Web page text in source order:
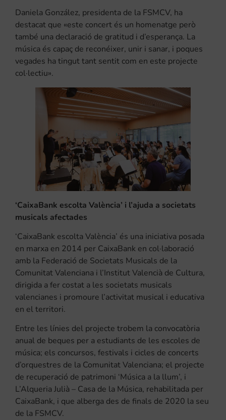
Daniela González, presidenta de la FSMCV, ha
destacat que «este concert és un homenatge però
també una declaració de gratitud i d’esperança. La
música és capaç de reconéixer, unir i sanar, i poques
vegades ha tingut tant sentit com en este projecte
col·lectiu».
‘CaixaBank escolta València’ i l’ajuda a societats
musicals afectades
‘CaixaBank escolta València’ és una iniciativa posada
en marxa en 2014 per CaixaBank en col·laboració
amb la Federació de Societats Musicals de la
Comunitat Valenciana i l’Institut Valencià de Cultura,
dirigida a fer costat a les societats musicals
valencianes i promoure l’activitat musical i educativa
en el territori.
Entre les línies del projecte trobem la convocatòria
anual de beques per a estudiants de les escoles de
música; els concursos, festivals i cicles de concerts
d’orquestres de la Comunitat Valenciana; el projecte
de recuperació de patrimoni ‘Música a la llum’, i
L’Alqueria Julià – Casa de la Música, rehabilitada per
CaixaBank, i que alberga des de finals de 2020 la seu
de la FSMCV.